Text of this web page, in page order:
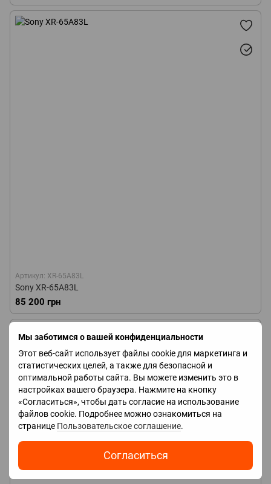
Мы заботимся о вашей конфиденциальности
Этот веб-сайт использует файлы cookie для маркетинга и
статистических целей, а также для безопасной и
оптимальной работы сайта. Вы можете изменить это в
настройках вашего браузера. Нажмите на кнопку
«Согласиться», чтобы дать согласие на использование
файлов cookie. Подробнее можно ознакомиться на
странице Пользовательское соглашение.
Согласиться
Артикул: XR-65A83L
Sony XR-65A83L
85 200 грн